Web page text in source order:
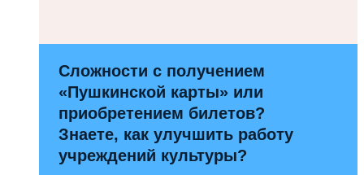
Сложности с получением
«Пушкинской карты» или
приобретением билетов?
Знаете, как улучшить работу
учреждений культуры?